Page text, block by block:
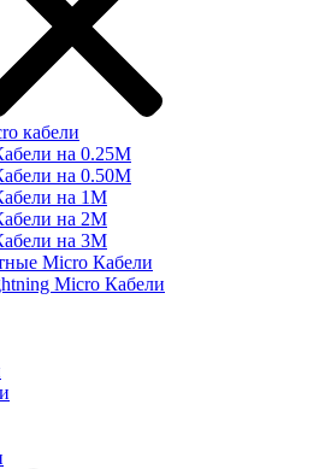
кабели
на 0.25М
на 0.50М
на 1М
на 2М
на 3М
Micro Кабели
Micro Кабели